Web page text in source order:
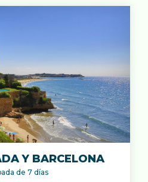
Y BARCELONA
de 7 días